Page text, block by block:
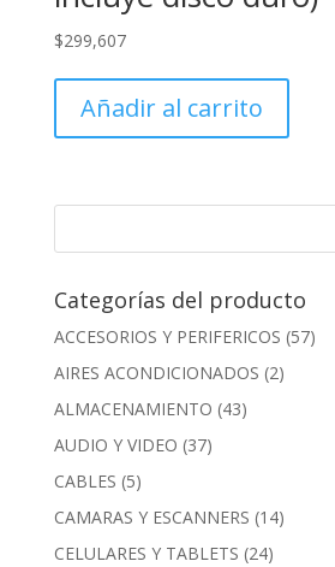
$299,607
Añadir al carrito
Categorías del producto
ACCESORIOS Y PERIFERICOS (57)
AIRES ACONDICIONADOS (2)
ALMACENAMIENTO (43)
AUDIO Y VIDEO (37)
CABLES (5)
CAMARAS Y ESCANNERS (14)
CELULARES Y TABLETS (24)